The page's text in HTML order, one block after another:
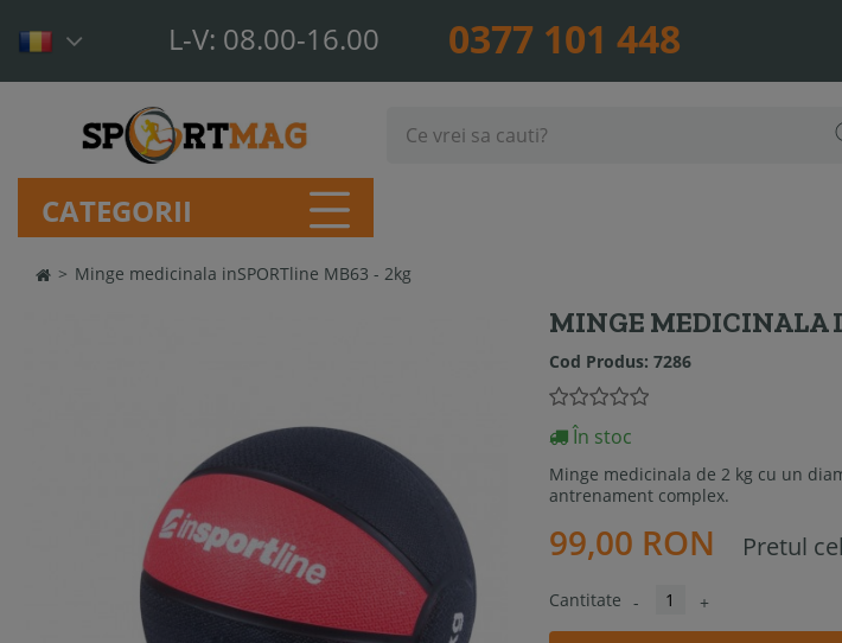
L-V: 08.00-16.00 0377 101 448
CATEGORII
> Minge medicinala inSPORTline MB63 - 2kg
MINGE MEDICINALA
Cod Produs: 7286
În stoc
Minge medicinala de 2 kg cu un
antrenament complex.
99,00 RON Pretul
Cantitate - +